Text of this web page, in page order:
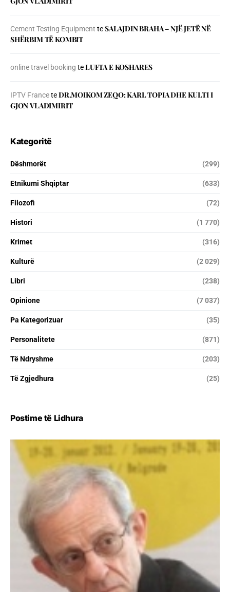
Cement Testing Equipment teSALAJDIN BRAHA – NJЁ JETЁ NЁ
SHЁRBIM TЁ KOMBIT
online travel booking teLUFTA E KOSHARES
IPTV FranceteDR.MOIKOM ZEQO: KARL TOPIA DHE KULTI I
GJON VLADIMIRIT
Kategoritë
Dëshmorët (299)
Etnikumi Shqiptar (633)
Filozofi (72)
Histori (1 770)
Krimet (316)
Kulturë (2 029)
Libri (238)
Opinione (7 037)
Pa Kategorizuar (35)
Personalitete (871)
Të Ndryshme (203)
Të Zgjedhura (25)
Postime të Lidhura